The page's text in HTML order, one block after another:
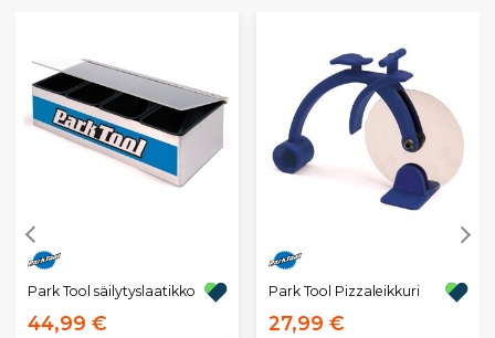
Park Tool säilytyslaatikko
44,99 €
Park Tool Pizzaleikkuri
27,99 €